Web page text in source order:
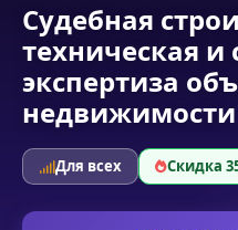
Судебная
техническая и
экспертиза
недвижимости
Для всех Скидка